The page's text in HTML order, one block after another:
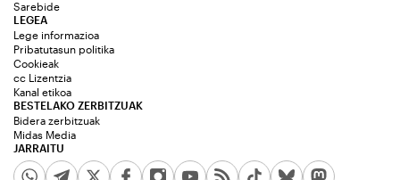
Sarebide
JARRAITU
LEGEA
Lege informazioa
Pribatutasun politika
Cookieak
cc Lizentzia
Kanal etikoa
BESTELAKO ZERBITZUAK
Bidera zerbitzuak
Midas Media